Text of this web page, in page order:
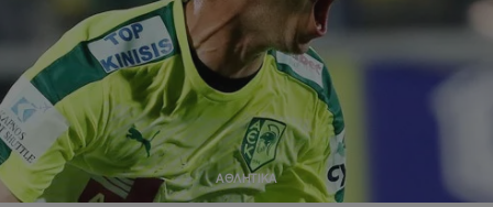
ΑΘΛΗΤΙΚΑ